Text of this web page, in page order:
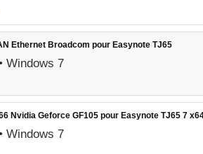
Ethernet Broadcom pour Easynote TJ65
Windows 7
Nvidia Geforce GF105 pour Easynote TJ65 7
Windows 7